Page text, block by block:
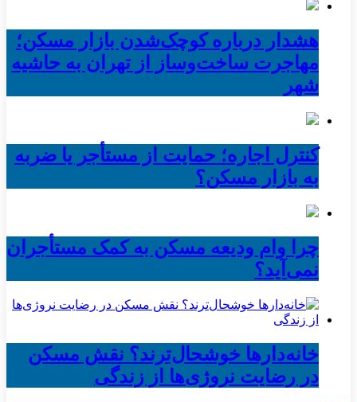
هشدار درباره کوچک‌شدن بازار مسکن؛
مهاجرت ساخت‌وساز از تهران به حاشیه‌
شهر
کنترل اجاره؛ حمایت از مستأجر یا ضربه
به بازار مسکن؟
چرا وام ودیعه مسکن به کمک مستأجران
نمی‌آید؟
خانه‌دارها خوشحال‌ترند؟ نقش مسکن
در رضایت نروژی‌ها از زندگی